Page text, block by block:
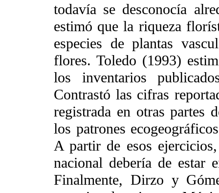
todavía se desconocía
estimó que la riqueza
especies de plantas
flores. Toledo (1993)
los inventarios
Contrastó las cifras
registrada en otras partes
los patrones
A partir de esos
nacional debería de estar
Finalmente, Dirzo y